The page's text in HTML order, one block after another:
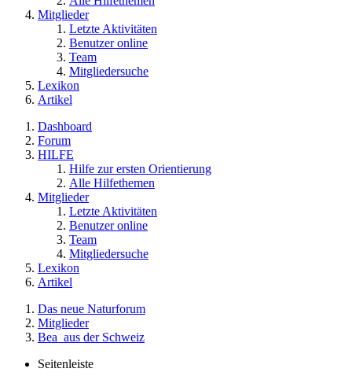
Mitglieder
Letzte Aktivitäten
Benutzer online
Team
Mitgliedersuche
Lexikon
Artikel
Dashboard
Forum
HILFE
Hilfe zur ersten Orientierung
Alle Hilfethemen
Mitglieder
Letzte Aktivitäten
Benutzer online
Team
Mitgliedersuche
Lexikon
Artikel
Das neue Naturforum
Mitglieder
Bea_aus der Schweiz
Seitenleiste